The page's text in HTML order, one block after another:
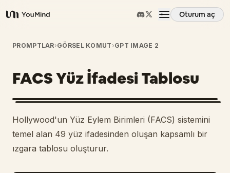
YouMind
Oturum aç
Genel Bakış
Kullanım Senaryoları
İstemler
PROMPTLAR›GÖRSEL KOMUT ›GPT IMAGE 2
FACS Yüz İfadesi Tablosu
Hollywood'un Yüz Eylem Birimleri (FACS) sistemini
temel alan 49 yüz ifadesinden oluşan kapsamlı bir
ızgara tablosu oluşturur.